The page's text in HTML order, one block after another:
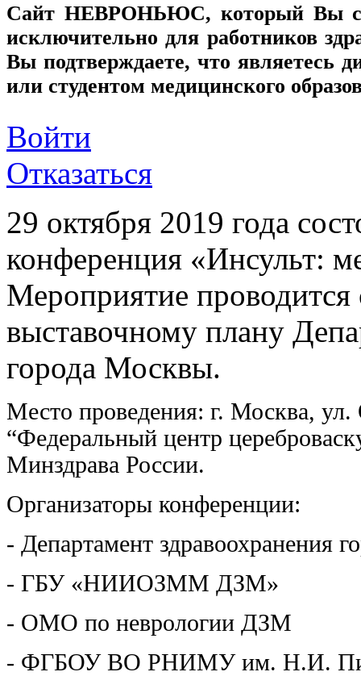
Сайт НЕВРОНЬЮС, который Вы
исключительно для работников
Вы подтверждаете, что являетесь
или студентом медицинского
Войти
Отказаться
29 октября 2019 года
конференция «Инсульт:
Мероприятие проводится
выставочному плану
города Москвы.
Место проведения: г. Москва,
“Федеральный центр
Минздрава России.
Организаторы конференции:
- Департамент здравоохранения
- ГБУ «НИИОЗММ ДЗМ»
- ОМО по неврологии ДЗМ
- ФГБОУ ВО РНИМУ им. Н.И.